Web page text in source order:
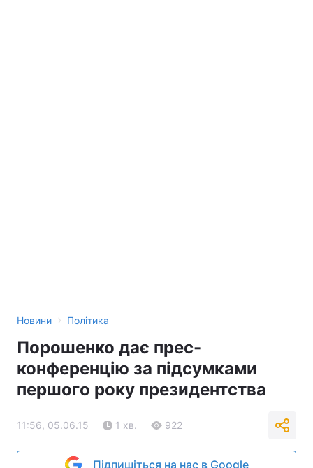
Новини › Політика
Порошенко дає прес-
конференцію за підсумками
першого року президентства
11:56, 05.06.15 1 хв. 922
Підпишіться на нас в Google